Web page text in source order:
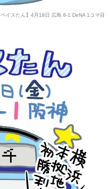
ベイスたん】4月18日 広島 8-1 DeNA 1コマ目